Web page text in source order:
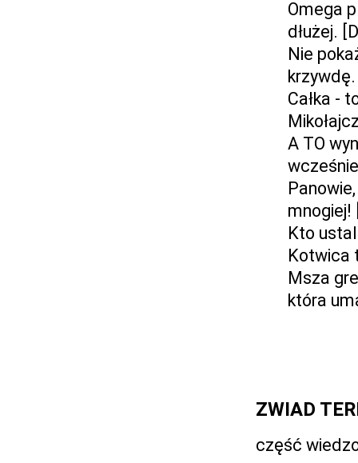
Omega
dłużej.
Nie
Całka -
A TO
mnogiej!
Kto
Kotwica
Msza
która
ZWIAD
część